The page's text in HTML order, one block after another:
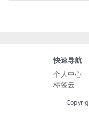
快速导航
个人中心
标签云